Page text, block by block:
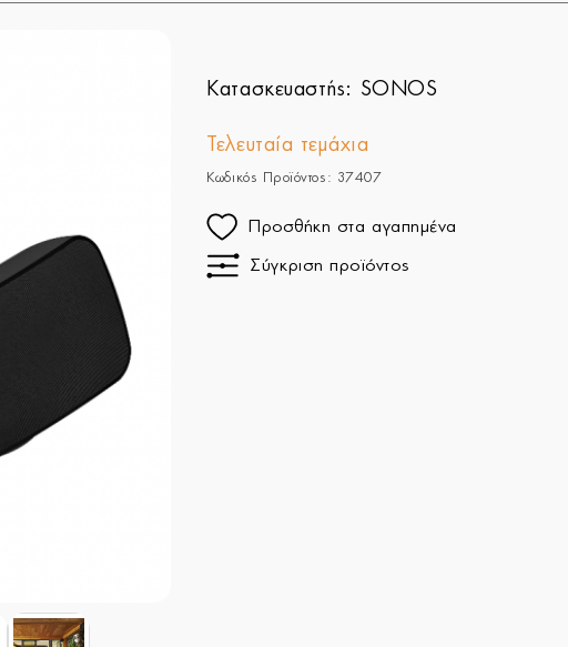
Κατασκευαστής: SONOS
Τελευταία τεμάχια
Κωδικός Προϊόντος: 37407
Προσθήκη στα αγαπημένα
Σύγκριση προϊόντος